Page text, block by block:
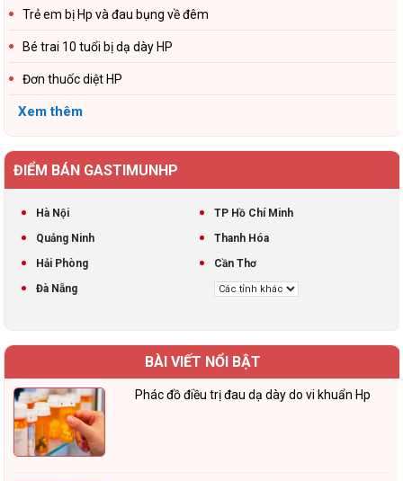
Trẻ em bị Hp và đau bụng về đêm
Bé trai 10 tuổi bị dạ dày HP
Đơn thuốc diệt HP
Xem thêm
ĐIỂM BÁN GASTIMUNHP
Hà Nội
TP Hồ Chí Minh
Quảng Ninh
Thanh Hóa
Hải Phòng
Cần Thơ
Đà Nẵng
BÀI VIẾT NỔI BẬT
Phác đồ điều trị đau dạ dày do vi khuẩn Hp